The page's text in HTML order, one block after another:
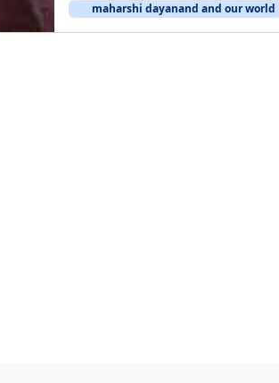
औ
र
maharshi dayanand and our world